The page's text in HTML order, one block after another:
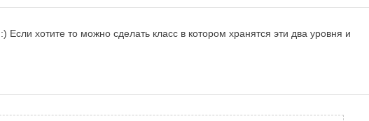
хотите то можно сделать класс в котором хранятся эти два уровня и